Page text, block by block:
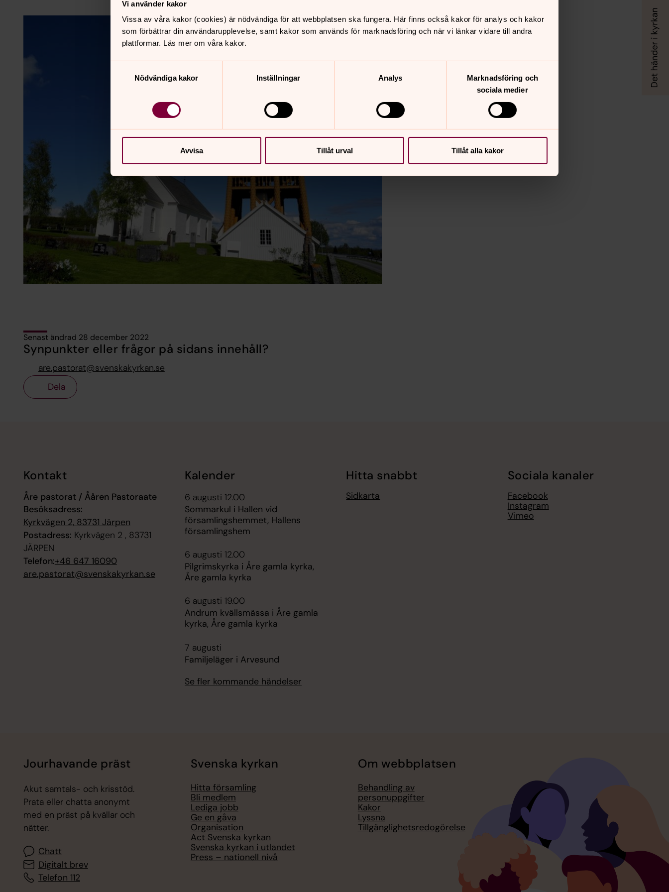
Vi använder kakor
Vissa av våra kakor (cookies) är nödvändiga för att webbplatsen ska fungera. Här finns också kakor för analys och kakor
som förbättrar din användarupplevelse, samt kakor som används för marknadsföring och när vi länkar vidare till andra
plattformar. Läs mer om våra kakor.
Nödvändiga kakor
Inställningar Analys
Marknadsföring och
sociala medier
Avvisa Tillåt urval Tillåt alla kakor
Senast ändrad 28 december 2022
Synpunkter eller frågor på sidans innehåll?
are.pastorat@svenskakyrkan.se
Dela
Kontakt
Åre pastorat / Ååren Pastoraate
Besöksadress:
Kyrkvägen 2, 83731 Järpen
Postadress: Kyrkvägen 2 , 83731
JÄRPEN
Telefon:+46 647 16090
are.pastorat@svenskakyrkan.se
Kalender
6 augusti 12.00
Sommarkul i Hallen vid
församlingshemmet, Hallens
församlingshem
6 augusti 12.00
Pilgrimskyrka i Åre gamla kyrka,
Åre gamla kyrka
6 augusti 19.00
Andrum kvällsmässa i Åre gamla
kyrka, Åre gamla kyrka
7 augusti
Familjeläger i Arvesund
Se fler kommande händelser
Hitta snabbt
Sidkarta
Sociala kanaler
Facebook
Instagram
Vimeo
Jourhavande präst
Akut samtals- och krisstöd.
Prata eller chatta anonymt
med en präst på kvällar och
nätter.
Chatt
Digitalt brev
Telefon 112
Svenska kyrkan
Hitta församling
Bli medlem
Lediga jobb
Ge en gåva
Organisation
Act Svenska kyrkan
Svenska kyrkan i utlandet
Press – nationell nivå
Om webbplatsen
Behandling av
personuppgifter
Kakor
Lyssna
Tillgänglighetsredogörelse